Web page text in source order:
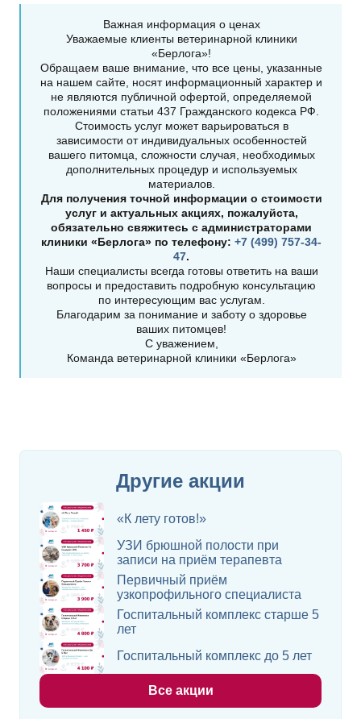
Важная информация о ценах
Уважаемые клиенты ветеринарной клиники
«Берлога»!
Обращаем ваше внимание, что все цены, указанные
на нашем сайте, носят информационный характер и
не являются публичной офертой, определяемой
положениями статьи 437 Гражданского кодекса РФ.
Стоимость услуг может варьироваться в
зависимости от индивидуальных особенностей
вашего питомца, сложности случая, необходимых
дополнительных процедур и используемых
материалов.
Для получения точной информации о стоимости
услуг и актуальных акциях, пожалуйста,
обязательно свяжитесь с администраторами
клиники «Берлога» по телефону: +7 (499) 757-34-
47.
Наши специалисты всегда готовы ответить на ваши
вопросы и предоставить подробную консультацию
по интересующим вас услугам.
Благодарим за понимание и заботу о здоровье
ваших питомцев!
С уважением,
Команда ветеринарной клиники «Берлога»
Другие акции
«К лету готов!»
УЗИ брюшной полости при
записи на приём терапевта
Первичный приём
узкопрофильного специалиста
Госпитальный комплекс старше 5
лет
Госпитальный комплекс до 5 лет
Все акции